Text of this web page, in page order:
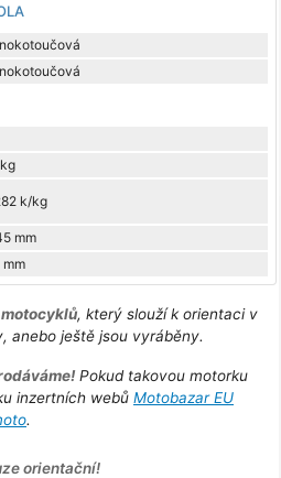
k/kg
mm
, který slouží k orientaci v
anebo ještě jsou vyráběny.
Pokud takovou motorku
inzertních webů Motobazar EU
.
orientační!